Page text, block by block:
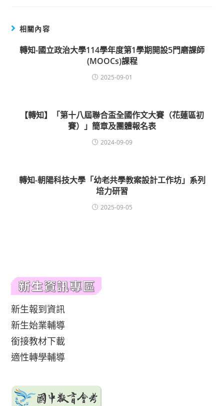
相關內容
轉知-國立政治大學114學年度第1學期開設5門磨課師
(MOOCs)課程
2025-09-01
【轉知】「第十八屆聯合盃全國作文大賽（花蓮區初
賽）」簡章及團體報名表
2024-09-09
轉知-朝陽科技大學「幼老共學教案設計工作坊」系列
培力研習
2025-09-05
新生報到資訊
新生始業輔導
銜接教材下載
適性轉學輔導